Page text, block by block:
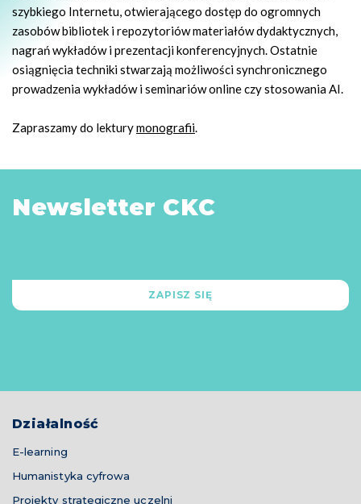
szybkiego Internetu, otwierającego dostęp do ogromnych
zasobów bibliotek i repozytoriów materiałów dydaktycznych,
nagrań wykładów i prezentacji konferencyjnych. Ostatnie
osiągnięcia techniki stwarzają możliwości synchronicznego
prowadzenia wykładów i seminariów online czy stosowania AI.
Zapraszamy do lekturymonografii.
Działalność
E-learning
Humanistyka cyfrowa
Projekty strategiczne uczelni
Newsletter CKC
ZAPISZ SIĘ